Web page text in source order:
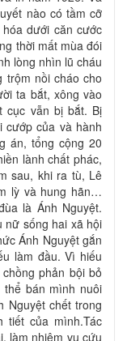
nào có tầm cỡ
dưới căn cước
thời mất mùa đói
lòng nhìn lũ cháu
nồi cháo cho
ta bắt, xông vào
cục vẫn bị bắt. Bị
cướp của và hành
án, tổng cộng 20
lành chất phác,
sau, khi ra tù, Lê
lỳ và hung hãn…
là Ánh Nguyệt.
nữ sống hai xã hội
Ánh Nguyệt gắn
làm đầu. Vì hiếu
phản bội bỏ
bán mình nuôi
Nguyệt chết trong
tiết của mình.Tác
làm nhiệm vụ cứu